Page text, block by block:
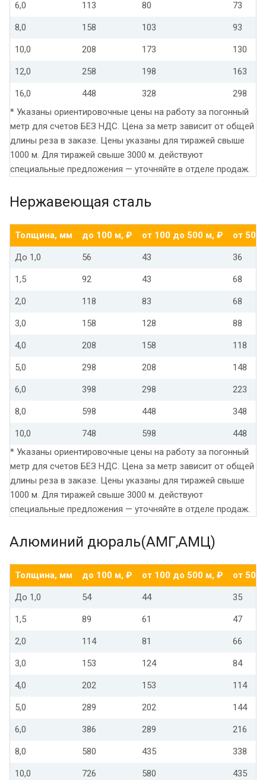
6,0 113 80 73
8,0 158 103 93
10,0 208 173 130
12,0 258 198 163
16,0 448 328
298
* Указаны ориентировочные цены на работу за погонный
метр для счетов БЕЗ НДС. Цена за метр зависит от общей
длины реза в заказе. Цены указаны для тиражей свыше
1000 м. Для тиражей свыше 3000 м. действуют
специальные предложения — уточняйте в отделе продаж.
Нержавеющая сталь
Толщина, мм до 100 м, ₽ от 100 до 500 м, ₽ от 500
До 1,0 56 43 36
1,5 92 43 68
2,0 118 83 68
3,0 158 128 88
4,0 208 158 118
5,0 298 208 148
6,0 398 298 223
8,0 598 448 348
10,0 748 598
448
* Указаны ориентировочные цены на работу за погонный
метр для счетов БЕЗ НДС. Цена за метр зависит от общей
длины реза в заказе. Цены указаны для тиражей свыше
1000 м. Для тиражей свыше 3000 м. действуют
специальные предложения — уточняйте в отделе продаж.
Алюминий дюраль(АМГ,АМЦ)
Толщина, мм до 100 м, ₽ от 100 до 500 м, ₽ от 500
До 1,0 54 44 35
1,5 89 61 47
2,0 114 81 66
3,0 153 124 84
4,0 202 153 114
5,0 289 202 144
6,0 386 289 216
8,0 580 435 338
10,0 726 580
435